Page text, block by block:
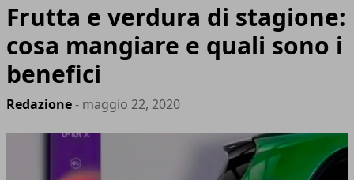
Frutta e verdura di stagione:
cosa mangiare e quali sono i
benefici
Redazione- maggio 22, 2020